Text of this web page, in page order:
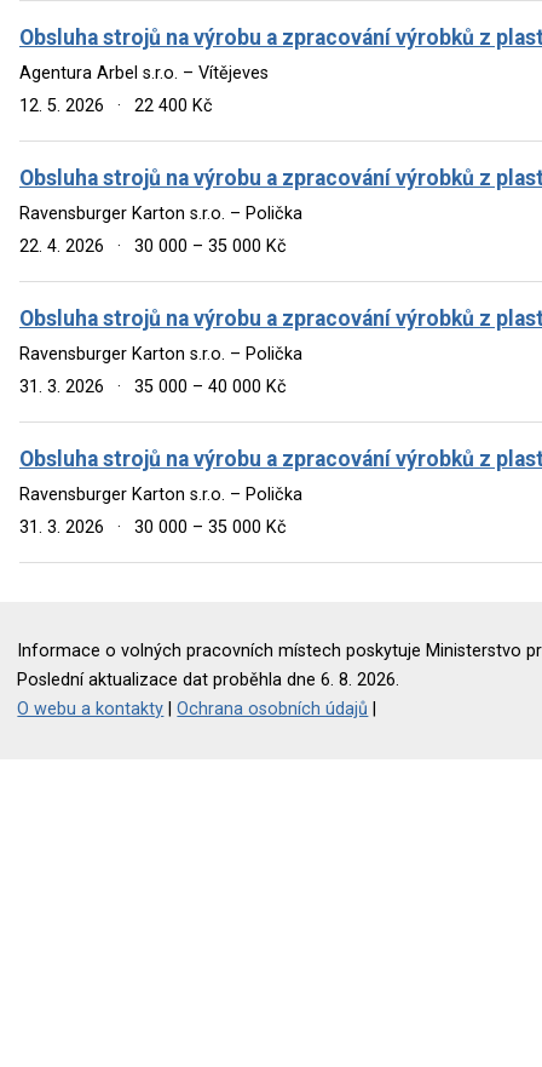
Obsluha strojů na výrobu a zpracování výrobků z
Agentura Arbel s.r.o. – Vítějeves
12. 5. 2026
· 22 400 Kč
Obsluha strojů na výrobu a zpracování výrobků z
Ravensburger Karton s.r.o. – Polička
22. 4. 2026
· 30 000 – 35 000 Kč
Obsluha strojů na výrobu a zpracování výrobků z
Ravensburger Karton s.r.o. – Polička
31. 3. 2026
· 35 000 – 40 000 Kč
Obsluha strojů na výrobu a zpracování výrobků z
Ravensburger Karton s.r.o. – Polička
31. 3. 2026
· 30 000 – 35 000 Kč
Informace o volných pracovních místech poskytuje Ministerstvo
Poslední aktualizace dat proběhla dne 6. 8. 2026.
O webu a kontakty |Ochrana osobních údajů